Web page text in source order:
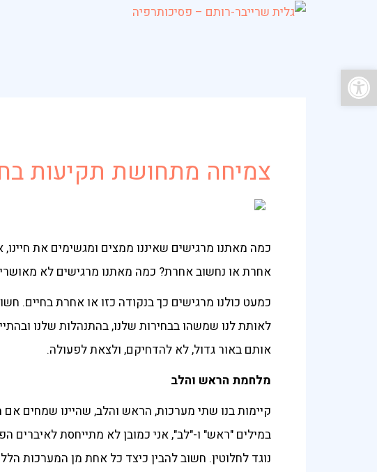
פתח סרגל נגישות
צמיחה מתחושת תקיעות
כמה מאתנו מרגישים שאיננו ממצים ומגשימים את
אחרת או נחשוב אחרת? כמה מאתנו מרגישים לא
כמעט כולנו מרגישים כך בנקודה כזו או אחרת בחיים.
לאותת לנו שמשהו בבחירות שלנו, בהתנהלות שלנו
אותם באור גדול, לא להדחיקם, ולצאת לפעולה.
מלחמת הראש והלב
קיימות בנו שתי מערכות, הראש והלב, שהיינו שמחים אם
במילים "ראש" ו-"לב", אני כמובן לא מתייחסת לאיברים
נוגד לחלוטין. חשוב להבין כיצד כל אחת מן המערכות